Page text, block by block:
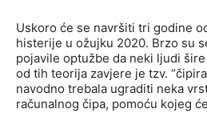
Uskoro će se navršiti tri godine
histerije u ožujku 2020. Brzo su
pojavile optužbe da neki ljudi
od tih teorija zavjere je tzv.
navodno trebala ugraditi neka
računalnog čipa, pomoću kojeg